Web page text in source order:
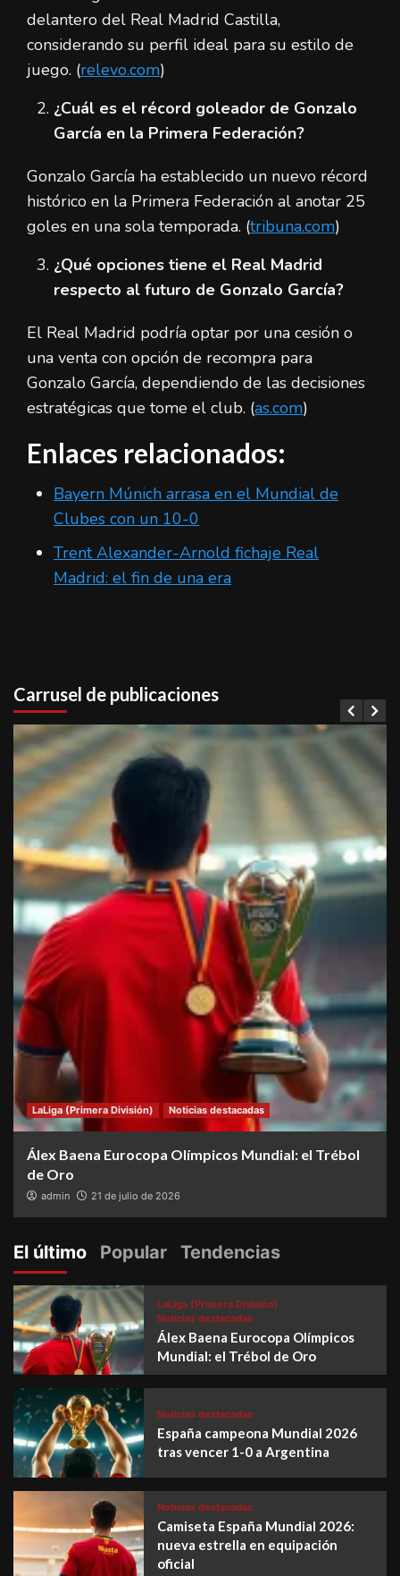
delantero del Real Madrid Castilla,
considerando su perfil ideal para su estilo de
juego. (relevo.com)
¿Cuál es el récord goleador de Gonzalo
García en la Primera Federación?
Gonzalo García ha establecido un nuevo récord
histórico en la Primera Federación al anotar 25
goles en una sola temporada. (tribuna.com)
¿Qué opciones tiene el Real Madrid
respecto al futuro de Gonzalo García?
El Real Madrid podría optar por una cesión o
una venta con opción de recompra para
Gonzalo García, dependiendo de las decisiones
estratégicas que tome el club. (as.com)
Enlaces relacionados:
Bayern Múnich arrasa en el Mundial de
Clubes con un 10-0
Trent Alexander-Arnold fichaje Real
Madrid: el fin de una era
Carrusel de publicaciones
LaLiga (Primera División) Noticias destacadas
Álex Baena Eurocopa Olímpicos Mundial: el Trébol
de Oro
admin 21 de julio de 2026
El último Popular Tendencias
LaLiga (Primera División)
Noticias destacadas
Álex Baena Eurocopa Olímpicos
Mundial: el Trébol de Oro
Noticias destacadas
España campeona Mundial 2026
tras vencer 1-0 a Argentina
Noticias destacadas
Camiseta España Mundial 2026:
nueva estrella en equipación
oficial